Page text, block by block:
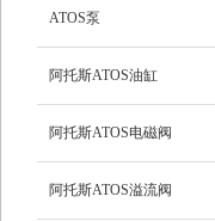
ATOS泵
阿托斯ATOS油缸
阿托斯ATOS电磁阀
阿托斯ATOS溢流阀